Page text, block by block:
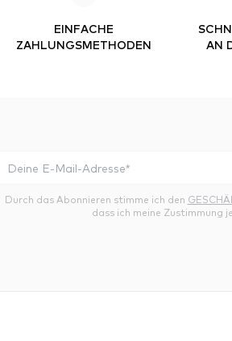
EINFACHE
ZAHLUNGSMETHODEN
AN
Durch das Abonnieren stimme ich den
dass ich meine Zustimmung